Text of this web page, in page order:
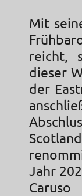
Mit
reicht,
dieser
der
Jahr